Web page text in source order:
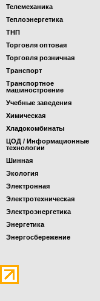
Телемеханика
Теплоэнергетика
ТНП
Торговля оптовая
Торговля розничная
Транспорт
Транспортное
машиностроение
Учебные заведения
Химическая
Хладокомбинаты
ЦОД / Информационные
технологии
Шинная
Экология
Электронная
Электротехническая
Электроэнергетика
Энергетика
Энергосбережение